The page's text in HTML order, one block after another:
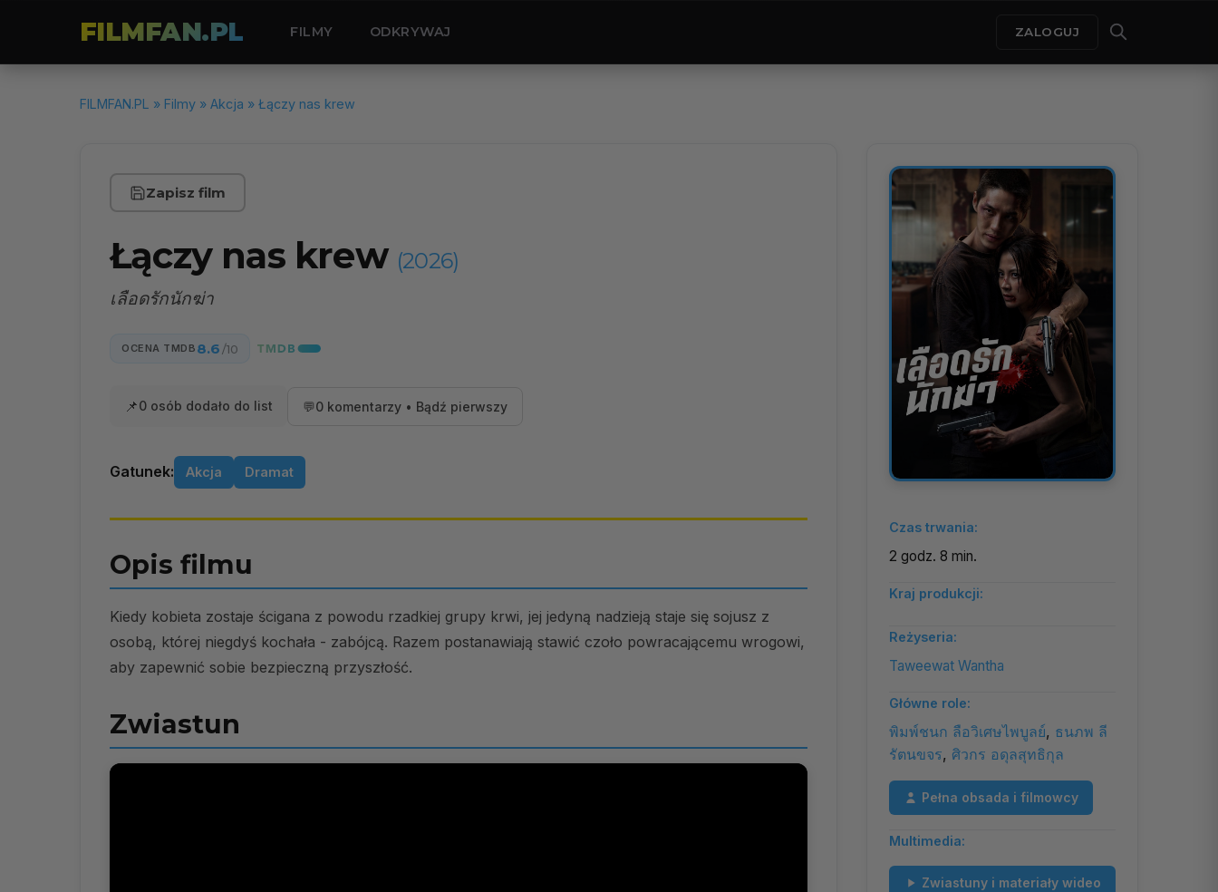
FILMFAN.PL FILMY ODKRYWAJ ZALOGUJ
FILMFAN.PL » Filmy » Akcja » Łączy nas krew
Zapisz film
Łączy nas krew (2026)
เลือดรักนักฆ่า
OCENA TMDB 8.6 /10
📌0 osób dodało do list 💬0 komentarzy • Bądź pierwszy
Gatunek: Akcja Dramat
Opis filmu
Kiedy kobieta zostaje ścigana z powodu rzadkiej grupy krwi, jej jedyną nadzieją staje się sojusz z
osobą, której niegdyś kochała - zabójcą. Razem postanawiają stawić czoło powracającemu wrogowi,
aby zapewnić sobie bezpieczną przyszłość.
Zwiastun
Czas trwania:
2 godz. 8 min.
Kraj produkcji:
Reżyseria:
Taweewat Wantha
Główne role:
พิมพ์ชนก ลือวิเศษไพบูลย์, ธนภพ ลี
รัตนขจร, ศิวกร อดุลสุทธิกุล
Pełna obsada i filmowcy
Multimedia:
Zwiastuny i materiały wideo